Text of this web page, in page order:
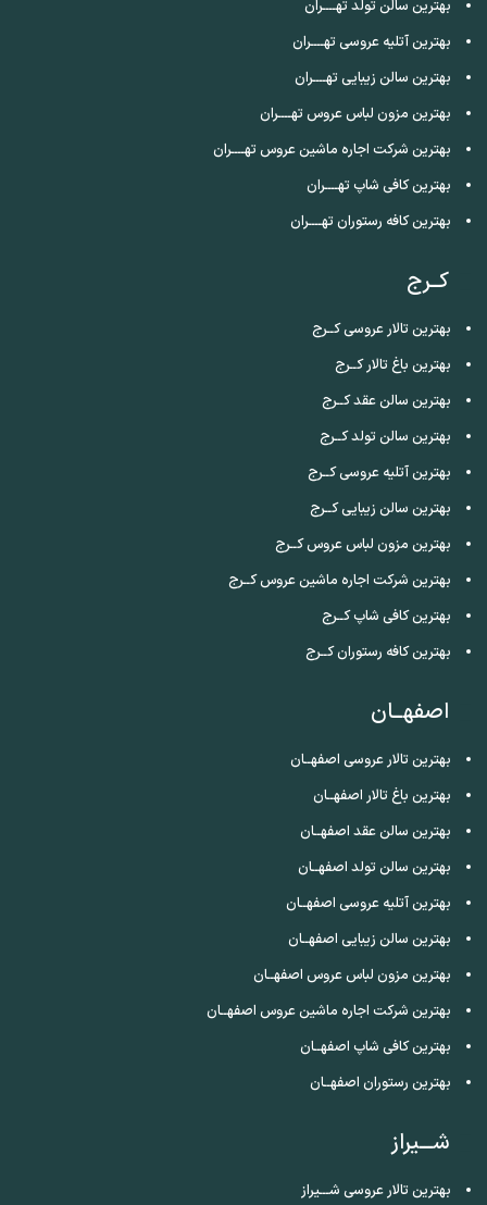
بهترین سالن تولد تهــــران
بهترین آتلیه عروسی تهــــران
بهترین سالن زیبایی تهــــران
بهترین مزون لباس عروس تهــــران
بهترین شرکت اجاره ماشین عروس تهــــران
بهترین کافی شاپ تهــــران
بهترین کافه رستوران تهــــران
کــرج
بهترین تالار عروسی کــرج
بهترین باغ تالار کــرج
بهترین سالن عقد کــرج
بهترین سالن تولد کــرج
بهترین آتلیه عروسی کــرج
بهترین سالن زیبایی کــرج
بهترین مزون لباس عروس کــرج
بهترین شرکت اجاره ماشین عروس کــرج
بهترین کافی شاپ کــرج
بهترین کافه رستوران کــرج
اصفهــان
بهترین تالار عروسی اصفهــان
بهترین باغ تالار اصفهــان
بهترین سالن عقد اصفهــان
بهترین سالن تولد اصفهــان
بهترین آتلیه عروسی اصفهــان
بهترین سالن زیبایی اصفهــان
بهترین مزون لباس عروس اصفهــان
بهترین شرکت اجاره ماشین عروس اصفهــان
بهترین کافی شاپ اصفهــان
بهترین رستوران اصفهــان
شـــیراز
بهترین تالار عروسی شـــیراز